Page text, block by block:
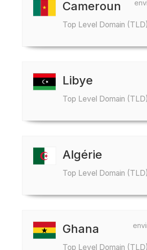
Cameroun
Top Level Domain (TLD)
Libye
Top Level Domain (TLD)
Algérie
Top Level Domain (TLD)
Ghana
Top Level Domain (TLD)